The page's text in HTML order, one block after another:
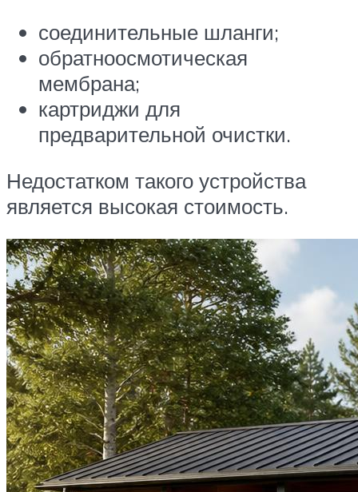
соединительные шланги;
обратноосмотическая
мембрана;
картриджи для
предварительной очистки.
Недостатком такого устройства
является высокая стоимость.